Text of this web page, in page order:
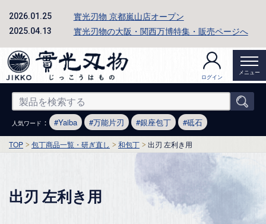
2026.01.25 實光刃物 京都嵐山店オープン
2025.04.13 實光刃物の大阪・関西万博特集・販売ページへ
ログイン
メニュー
人気ワード ： Yaiba 万能片刃 銀座包丁 砥石
TOP 包丁商品一覧・研ぎ直し 和包丁 出刃 左利き用
出刃 左利き用